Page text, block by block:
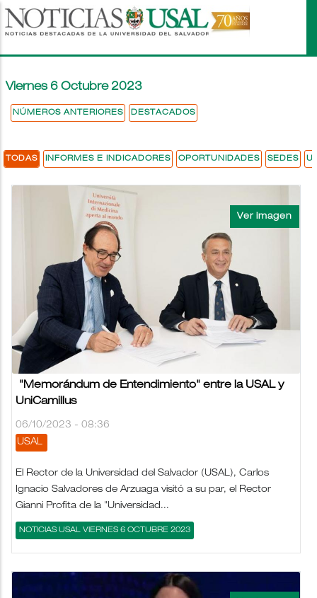
Pasar
al
principal
Viernes 6 Octubre 2023
NÚMEROS ANTERIORES DESTACADOS
TODAS INFORMES E INDICADORES OPORTUNIDADES SEDES
"Memorándum de Entendimiento" entre la USAL y
UniCamillus
06/10/2023 - 08:36
USAL
El Rector de la Universidad del Salvador (USAL), Carlos
Ignacio Salvadores de Arzuaga visitó a su par, el Rector
Gianni Profita de la "Universidad...
NOTICIAS USAL VIERNES 6 OCTUBRE 2023